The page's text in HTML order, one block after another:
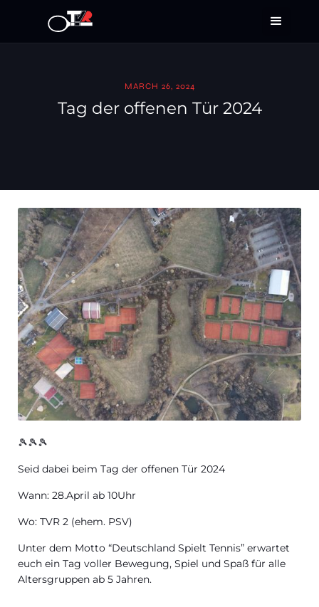
MARCH 26, 2024
Tag der offenen Tür 2024
🎾🎾🎾
Seid dabei beim Tag der offenen Tür 2024
Wann: 28.April ab 10Uhr
Wo: TVR 2 (ehem. PSV)
Unter dem Motto “Deutschland Spielt Tennis” erwartet
euch ein Tag voller Bewegung, Spiel und Spaß für alle
Altersgruppen ab 5 Jahren.